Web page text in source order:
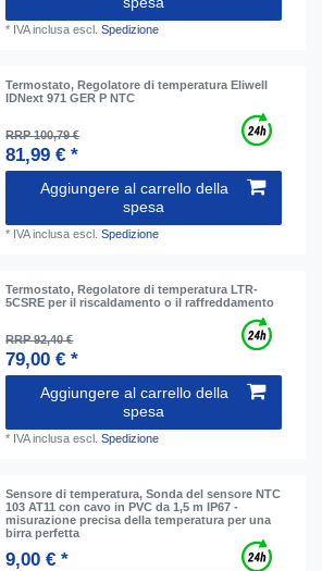
* IVA inclusa escl.Spedizione
Termostato, Regolatore di temperatura Eliwell
IDNext 971 GER P NTC
RRP 100,79 €
81,99 € *
Aggiungere al carrello della
spesa
* IVA inclusa escl.Spedizione
Termostato, Regolatore di temperatura LTR-
5CSRE per il riscaldamento o il raffreddamento
RRP 92,40 €
79,00 € *
Aggiungere al carrello della
spesa
* IVA inclusa escl.Spedizione
Sensore di temperatura, Sonda del sensore NTC
103 AT11 con cavo in PVC da 1,5 m IP67 -
misurazione precisa della temperatura per una
birra perfetta
9,00 € *